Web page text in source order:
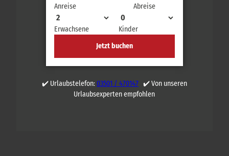
Anreise Abreise
Erwachsene
Kinder
Jetzt buchen
✔️ Urlaubstelefon:03501 / 470147✔️ Von unseren
Urlaubsexperten empfohlen